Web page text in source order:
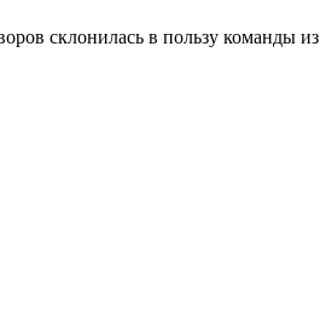
склонилась в пользу команды